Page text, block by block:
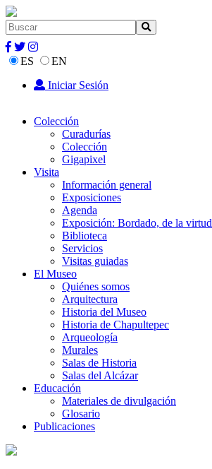
ES
EN
Iniciar Sesión
Colección
Curadurías
Colección
Gigapixel
Visita
Información general
Exposiciones
Agenda
Exposición: Bordado, de la virtud
Biblioteca
Servicios
Visitas guiadas
El Museo
Quiénes somos
Arquitectura
Historia del Museo
Historia de Chapultepec
Arqueología
Murales
Salas de Historia
Salas del Alcázar
Educación
Materiales de divulgación
Glosario
Publicaciones